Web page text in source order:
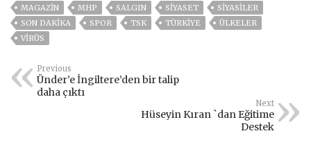
MAGAZİN
MHP SALGIN SİYASET
SİYASİLER
SON DAKIKA
SPOR TSK TÜRKİYE
ÜLKELER
VIRÜS
Previous
Ünder’e İngiltere’den bir talip
daha çıktı
Next
Hüseyin Kıran `dan Eğitime
Destek